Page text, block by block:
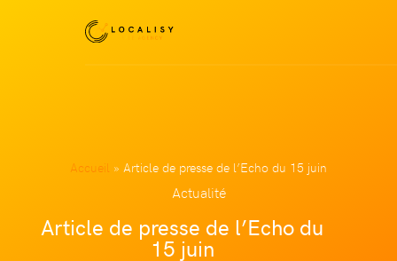
Accueil » Article de presse de l’Echo du 15 juin
Actualité
Article de presse de l’Echo du
15 juin